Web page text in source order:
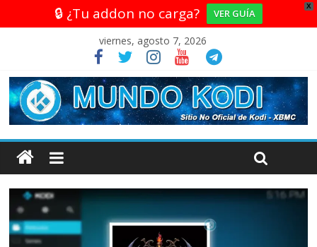
X
🔒 ¿Tu addon no carga? VER GUÍA
viernes, agosto 7, 2026